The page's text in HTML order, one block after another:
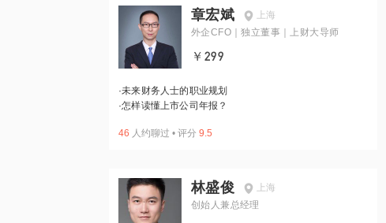
章宏斌
上海
外企CFO｜独立董事｜上财大导师
￥299
·未来财务人士的职业规划
·怎样读懂上市公司年报？
46 人约聊过 • 评分 9.5
林盛俊
上海
创始人兼总经理